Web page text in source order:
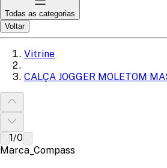
Todas as categorias
Voltar
Vitrine
CALÇA JOGGER MOLETOM
1/0
Marca_Compass